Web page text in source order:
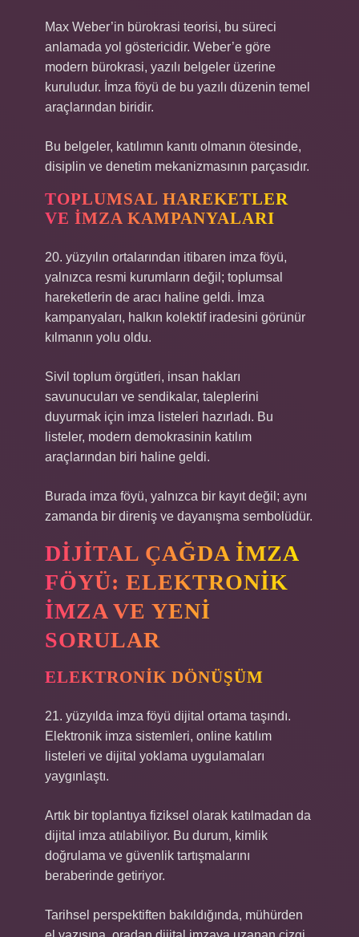
Max Weber’in bürokrasi teorisi, bu süreci
anlamada yol göstericidir. Weber’e göre
modern bürokrasi, yazılı belgeler üzerine
kuruludur. İmza föyü de bu yazılı düzenin temel
araçlarından biridir.
Bu belgeler, katılımın kanıtı olmanın ötesinde,
disiplin ve denetim mekanizmasının parçasıdır.
TOPLUMSAL HAREKETLER
VE İMZA KAMPANYALARI
20. yüzyılın ortalarından itibaren imza föyü,
yalnızca resmi kurumların değil; toplumsal
hareketlerin de aracı haline geldi. İmza
kampanyaları, halkın kolektif iradesini görünür
kılmanın yolu oldu.
Sivil toplum örgütleri, insan hakları
savunucuları ve sendikalar, taleplerini
duyurmak için imza listeleri hazırladı. Bu
listeler, modern demokrasinin katılım
araçlarından biri haline geldi.
Burada imza föyü, yalnızca bir kayıt değil; aynı
zamanda bir direniş ve dayanışma sembolüdür.
DIJITAL ÇAĞDA İMZA
FÖYÜ: ELEKTRONIK
İMZA VE YENI
SORULAR
ELEKTRONIK DÖNÜŞÜM
21. yüzyılda imza föyü dijital ortama taşındı.
Elektronik imza sistemleri, online katılım
listeleri ve dijital yoklama uygulamaları
yaygınlaştı.
Artık bir toplantıya fiziksel olarak katılmadan da
dijital imza atılabiliyor. Bu durum, kimlik
doğrulama ve güvenlik tartışmalarını
beraberinde getiriyor.
Tarihsel perspektiften bakıldığında, mühürden